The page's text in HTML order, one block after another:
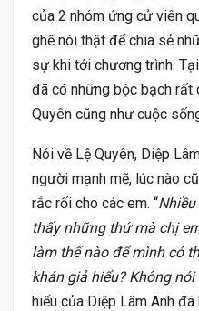
của 2 nhóm ứng cử viên
ghế nói thật để chia sẻ
sự khi tới chương trình.
đã có những bộc bạch rất
Quyên cũng như cuộc
Nói về Lệ Quyên, Diệp
người mạnh mẽ, lúc nào
rắc rối cho các em. “
thấy những thứ mà chị
làm thế nào để mình có
khán giả hiểu? Không
hiểu của Diệp Lâm Anh